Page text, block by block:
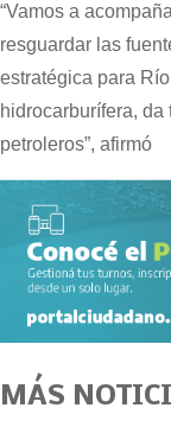
“Vamos a
resguardar las
estratégica para
hidrocarburífera,
petroleros”, afirmó
MÁS